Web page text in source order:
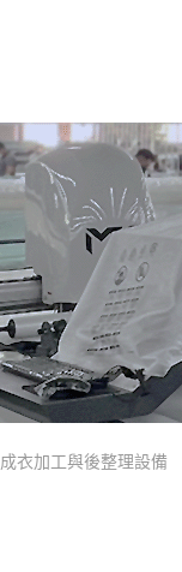
成衣加工與後整理設備